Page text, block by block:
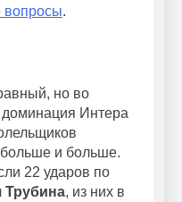
вопросы.
но во
доминация Интера
больше и больше.
22 ударов по
Трубина, из них в